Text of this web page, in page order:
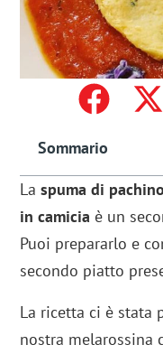
Sommario
Laspuma di
in camicia è un
Puoi prepararlo e
secondo piatto
La ricetta ci è stata
nostra melarossina